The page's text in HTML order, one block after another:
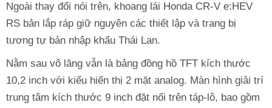
Ngoài thay đổi nói trên, khoang lái Honda CR-V e:HEV
RS bản lắp ráp giữ nguyên các thiết lập và trang bị
tương tự bản nhập khẩu Thái Lan.
Nằm sau vô lăng vẫn là bảng đồng hồ TFT kích thước
10,2 inch với kiểu hiển thị 2 mặt analog. Màn hình giải trí
trung tâm kích thước 9 inch đặt nổi trên táp-lô, bao gồm